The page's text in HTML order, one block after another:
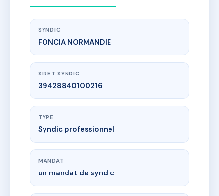
SYNDIC
FONCIA NORMANDIE
SIRET SYNDIC
39428840100216
TYPE
Syndic professionnel
MANDAT
un mandat de syndic